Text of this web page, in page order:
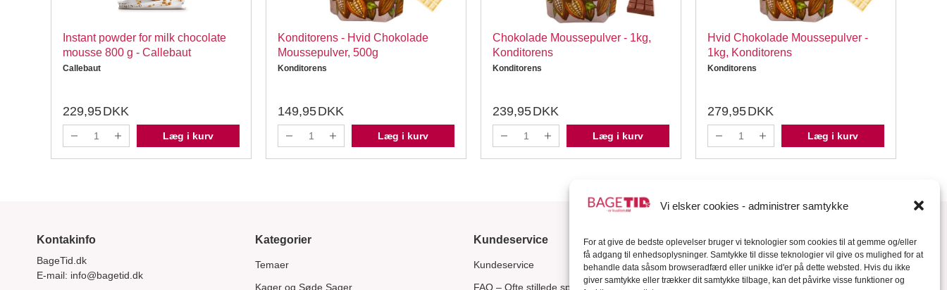
Vi elsker cookies - administrer samtykke
For at give de bedste oplevelser bruger vi teknologier som cookies til at gemme og/eller
få adgang til enhedsoplysninger. Samtykke til disse teknologier vil give os mulighed for at
behandle data såsom browseradfærd eller unikke id'er på dette websted. Hvis du ikke
giver samtykke eller trækker dit samtykke tilbage, kan det påvirke visse funktioner og
Instant powder for milk chocolate
mousse 800 g - Callebaut
Callebaut
229,95DKK
Læg i kurv
Konditorens - Hvid Chokolade
Moussepulver, 500g
Konditorens
149,95DKK
Læg i kurv
Chokolade Moussepulver - 1kg,
Konditorens
Konditorens
239,95DKK
Læg i kurv
Hvid Chokolade Moussepulver -
1kg, Konditorens
Konditorens
279,95DKK
Læg i kurv
Kontakinfo
BageTid.dk
E-mail: info@bagetid.dk
Kategorier
Temaer
Kager og Søde Sager
Kundeservice
Kundeservice
FAQ – Ofte stillede spørgsmål